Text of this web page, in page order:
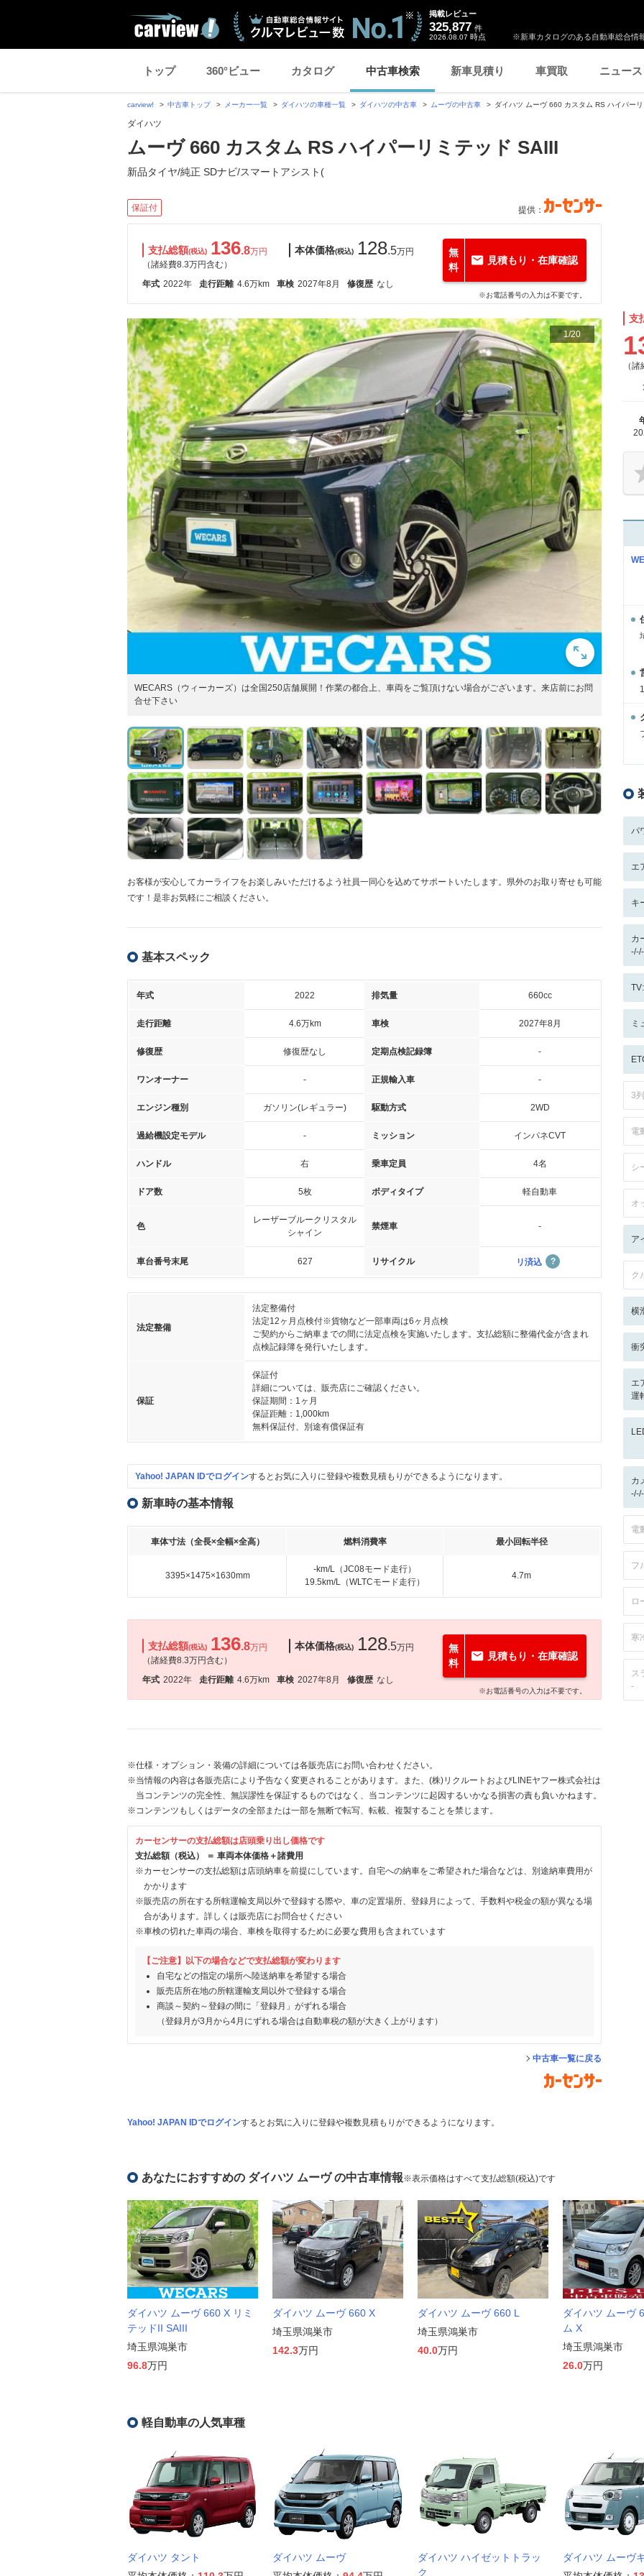
※新車カタログのある自動車総合情
掲載レビュー
325,877 件
2026.08.07 時点
トップ 360°ビュー カタログ 中古車検索 新車見積り 車買取 ニュース
carview! 中古車トップ メーカー一覧 ダイハツの車種一覧 ダイハツの中古車 ムーヴの中古車 ダイハツ ムーヴ 660 カスタム RS ハイパー
ダイハツ
ムーヴ 660 カスタム RS ハイパーリミテッド SAIII
新品タイヤ/純正 SDナビ/スマートアシスト(
保証付 提供：
支払総額(税込) 136.8万円
（諸経費8.3万円含む）
本体価格(税込) 128.5万円
年式 2022年 走行距離 4.6万km 車検 2027年8月 修復歴 なし
無
料
見積もり・在庫確認
※お電話番号の入力は不要です。
1/20
WECARS（ウィーカーズ）は全国250店舗展開！作業の都合上、車両をご覧頂けない場合がございます。来店前にお問
合せ下さい
お客様が安心してカーライフをお楽しみいただけるよう社員一同心を込めてサポートいたします。県外のお取り寄せも可能
です！是非お気軽にご相談ください。
基本スペック
年式 2022 排気量 660cc
走行距離 4.6万km 車検 2027年8月
修復歴 修復歴なし 定期点検記録簿 -
ワンオーナー - 正規輸入車 -
エンジン種別 ガソリン(レギュラー) 駆動方式 2WD
過給機設定モデル - ミッション インパネCVT
ハンドル 右 乗車定員 4名
ドア数 5枚 ボディタイプ 軽自動車
色
レーザーブルークリスタル
シャイン
禁煙車 -
車台番号末尾 627 リサイクル リ済込
法定整備
法定整備付
法定12ヶ月点検付※貨物など一部車両は6ヶ月点検
ご契約からご納車までの間に法定点検を実施いたします。支払総額に整備代金が含まれ
点検記録簿を発行いたします。
保証
保証付
詳細については、販売店にご確認ください。
保証期間：1ヶ月
保証距離：1,000km
無料保証付、別途有償保証有
Yahoo! JAPAN IDでログインするとお気に入りに登録や複数見積もりができるようになります。
新車時の基本情報
車体寸法（全長×全幅×全高） 燃料消費率 最小回転半径
3395×1475×1630mm
-km/L（JC08モード走行）
19.5km/L（WLTCモード走行）
4.7m
支払総額(税込) 136.8万円
（諸経費8.3万円含む）
本体価格(税込) 128.5万円
年式 2022年 走行距離 4.6万km 車検 2027年8月 修復歴 なし
無
料
見積もり・在庫確認
※お電話番号の入力は不要です。
※仕様・オプション・装備の詳細については各販売店にお問い合わせください。
※当情報の内容は各販売店により予告なく変更されることがあります。また、(株)リクルートおよびLINEヤフー株式会社は
当コンテンツの完全性、無誤謬性を保証するものではなく、当コンテンツに起因するいかなる損害の責も負いかねます。
※コンテンツもしくはデータの全部または一部を無断で転写、転載、複製することを禁じます。
カーセンサーの支払総額は店頭乗り出し価格です
支払総額（税込） ＝ 車両本体価格＋諸費用
※カーセンサーの支払総額は店頭納車を前提にしています。自宅への納車をご希望された場合などは、別途納車費用が
かかります
※販売店の所在する所轄運輸支局以外で登録する際や、車の定置場所、登録月によって、手数料や税金の額が異なる場
合があります。詳しくは販売店にお問合せください
※車検の切れた車両の場合、車検を取得するために必要な費用も含まれています
【ご注意】以下の場合などで支払総額が変わります
自宅などの指定の場所へ陸送納車を希望する場合
販売店所在地の所轄運輸支局以外で登録する場合
商談～契約～登録の間に「登録月」がずれる場合
（登録月が3月から4月にずれる場合は自動車税の額が大きく上がります）
中古車一覧に戻る
Yahoo! JAPAN IDでログインするとお気に入りに登録や複数見積もりができるようになります。
支
（
パ
エ
キ
カ
ミ
3
電
シ
オ
ア
ク
横
衝
エ
運
カ
電
フ
ロ
寒
ス
-
あなたにおすすめの ダイハツ ムーヴ の中古車情報※表示価格はすべて支払総額(税込)です
ダイハツ ムーヴ 660 X リミ
テッドII SAIII
埼玉県鴻巣市
96.8万円
ダイハツ ムーヴ 660 X
埼玉県鴻巣市
142.3万円
ダイハツ ムーヴ 660 L
埼玉県鴻巣市
40.0万円
ダイハツ ムーヴ
ム X
埼玉県鴻巣市
26.0万円
軽自動車の人気車種
ダイハツ タント
ダイハツ ムーヴ
ダイハツ ハイゼットトラッ
ク
ダイハツ ムーヴ